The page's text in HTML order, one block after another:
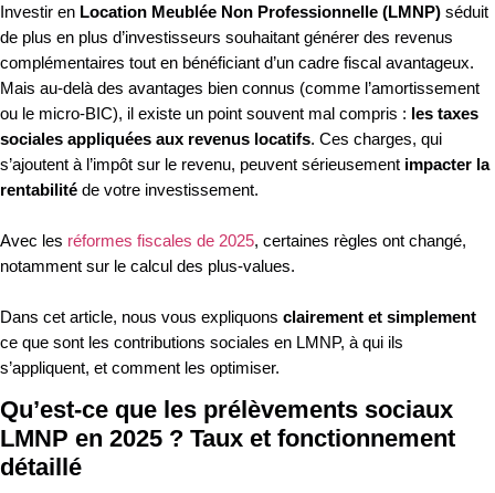
Investir en Location Meublée Non Professionnelle (LMNP) séduit
de plus en plus d’investisseurs souhaitant générer des revenus
complémentaires tout en bénéficiant d’un cadre fiscal avantageux.
Mais au-delà des avantages bien connus (comme l’amortissement
ou le micro-BIC), il existe un point souvent mal compris : les taxes
sociales appliquées aux revenus locatifs. Ces charges, qui
s’ajoutent à l’impôt sur le revenu, peuvent sérieusement impacter la
rentabilité de votre investissement.
Avec les réformes fiscales de 2025, certaines règles ont changé,
notamment sur le calcul des plus-values.
Dans cet article, nous vous expliquons clairement et simplement
ce que sont les contributions sociales en LMNP, à qui ils
s’appliquent, et comment les optimiser.
Qu’est-ce que les prélèvements sociaux
LMNP en 2025 ? Taux et fonctionnement
détaillé